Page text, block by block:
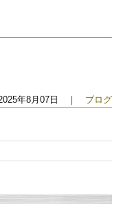
年8月07日 ｜ ブログ